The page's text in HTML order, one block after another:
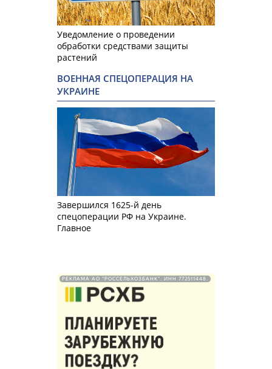
Уведомление о проведении
обработки средствами защиты
растений
ВОЕННАЯ СПЕЦОПЕРАЦИЯ НА
УКРАИНЕ
Завершился 1625-й день
спецоперации РФ на Украине.
Главное
РЕКЛАМА АО "РОССЕЛЬХОЗБАНК". ИНН 772511448.